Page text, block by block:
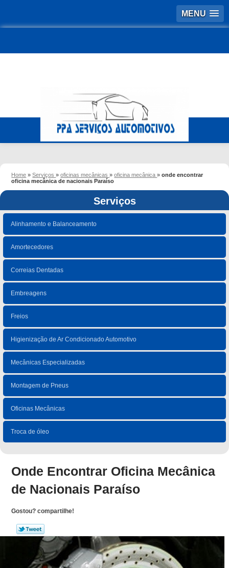
MENU
Home »Serviços»oficinas mecânicas»oficina mecânica»onde encontrar
oficina mecânica de nacionais Paraíso
Serviços
Alinhamento e Balanceamento
Amortecedores
Correias Dentadas
Embreagens
Freios
Higienização de Ar Condicionado Automotivo
Mecânicas Especializadas
Montagem de Pneus
Oficinas Mecânicas
Troca de óleo
Onde Encontrar Oficina Mecânica
de Nacionais Paraíso
Gostou? compartilhe!